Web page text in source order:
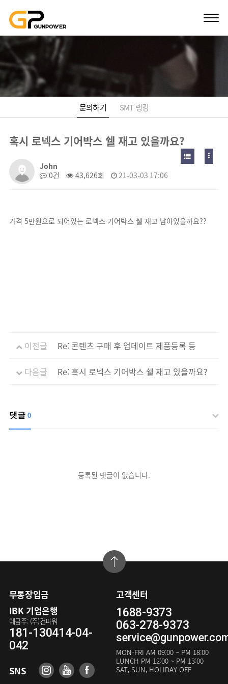
혹시 로넥스 기어박스 쉘 재고 있을까요? > 문의
하기
문의하기 SMT 랭킹
혹시 로넥스 기어박스 쉘 재고 있을까요?
John
0건
43,626회 21-03-03 17:06
가격 5만원으로 되어있는 로넥스 기어박스 쉘 재고 남아있을까요??
이전글 Re: 콘텐츠 구매 후 업데이트 제품등록 등
다음글 Re: 혹시 로넥스 기어박스 쉘 재고 있을까요?
댓글0
등록된 댓글이 없습니다.
무통장입금
IBK 기업은행
예금주: (주)건파워
181-130414-04-
042
SNS
고객센터
1688-9373
063-278-9373
MON-FRI AM 09:00 ~ PM 18:00
LUNCH PM 12:00 ~ PM 13:00
SAT, SUN, HOLIDAY OFF